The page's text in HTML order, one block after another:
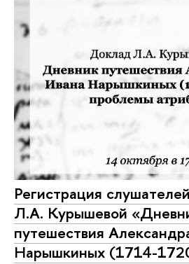
Регистрация
Л.А. Курышевой
путешествия
Нарышкиных (1714-